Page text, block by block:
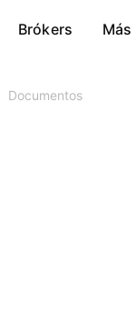
Brókers Más
Documentos